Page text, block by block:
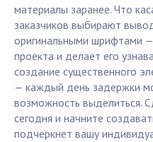
материалы заранее. Что
заказчиков выбирают
оригинальными шрифтами
проекта и делает его
создание существенного
— каждый день задержки
возможность выделиться.
сегодня и начните
подчеркнет вашу